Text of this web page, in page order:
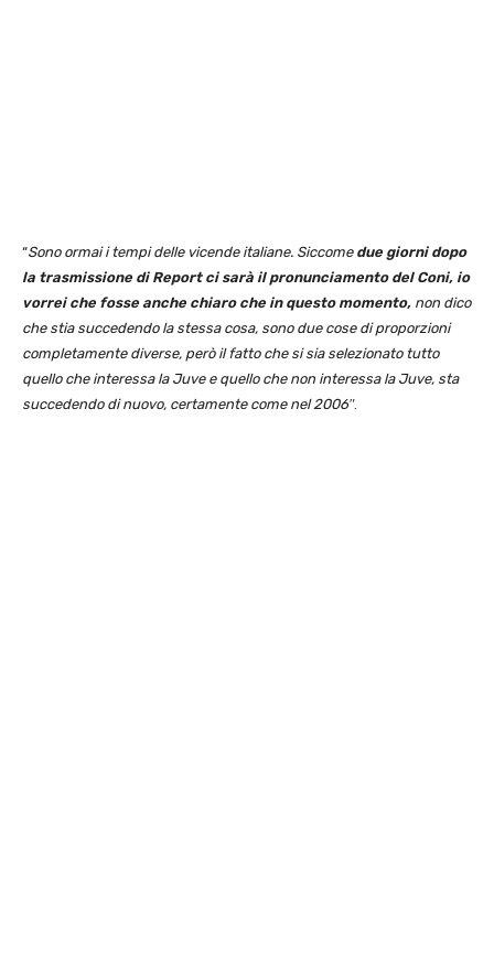
“Sono ormai i tempi delle vicende italiane. Siccome due giorni dopo
la trasmissione di Report ci sarà il pronunciamento del Coni, io
vorrei che fosse anche chiaro che in questo momento, non dico
che stia succedendo la stessa cosa, sono due cose di proporzioni
completamente diverse, però il fatto che si sia selezionato tutto
quello che interessa la Juve e quello che non interessa la Juve, sta
succedendo di nuovo, certamente come nel 2006″.